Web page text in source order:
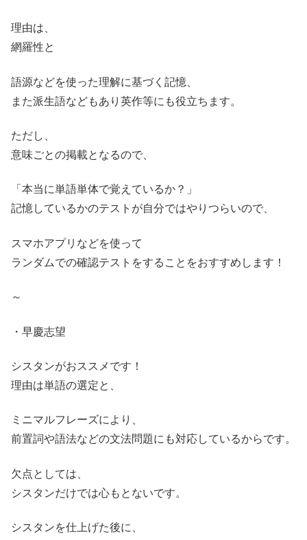
理由は、
網羅性と
語源などを使った理解に基づく記憶、
また派生語などもあり英作等にも役立ちます。
ただし、
意味ごとの掲載となるので、
「本当に単語単体で覚えているか？」
記憶しているかのテストが自分ではやりつらいので、
スマホアプリなどを使って
ランダムでの確認テストをすることをおすすめします！
～
・早慶志望
シスタンがおススメです！
理由は単語の選定と、
ミニマルフレーズにより、
前置詞や語法などの文法問題にも対応しているからです。
欠点としては、
シスタンだけでは心もとないです。
シスタンを仕上げた後に、